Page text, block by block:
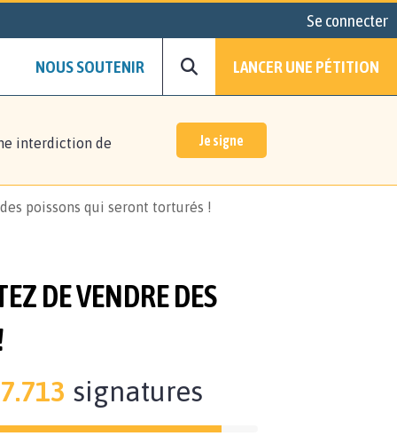
Se connecter
NOUS SOUTENIR LANCER UNE PÉTITION
interdiction de
Je signe
poissons qui seront torturés !
DE VENDRE DES
signatures